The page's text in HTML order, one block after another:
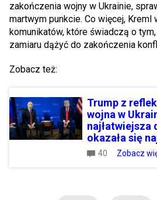
zakończenia wojny w Ukrainie,
martwym punkcie. Co więcej, Kreml
komunikatów, które świadczą o
zamiaru dążyć do zakończenia
Zobacz też:
Trump z
wojna w
najłatwiejsza
okazała się
40 Zobacz